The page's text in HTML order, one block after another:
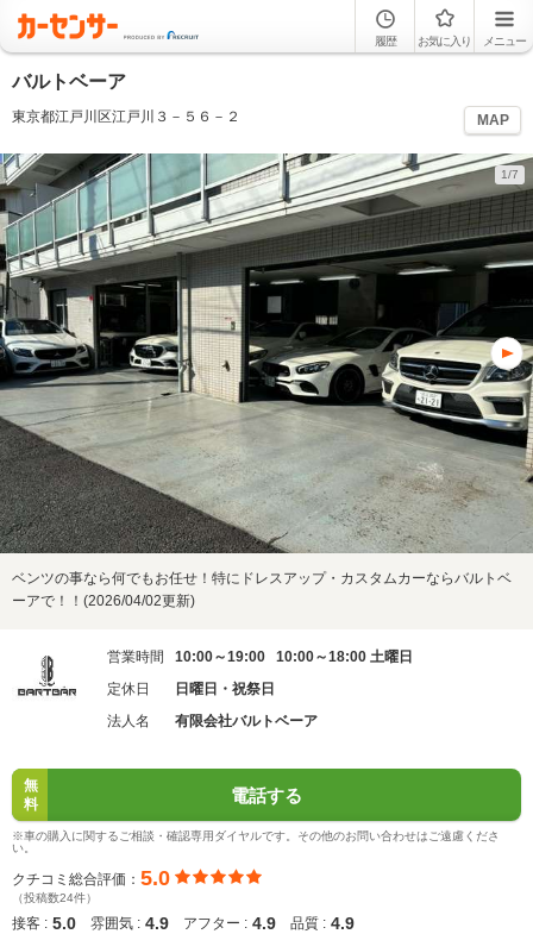
履歴 お気に入り メニュー
バルトベーア
東京都江戸川区江戸川３－５６－２ MAP
1/7
ベンツの事なら何でもお任せ！特にドレスアップ・カスタムカーならバルトベ
ーアで！！(2026/04/02更新)
営業時間
10:00～19:00 10:00～18:00 土曜日
定休日
日曜日・祝祭日
法人名
有限会社バルトベーア
無
料
電話する
※車の購入に関するご相談・確認専用ダイヤルです。その他のお問い合わせはご遠慮くださ
い。
クチコミ総合評価： 5.0
（投稿数24件）
接客 : 5.0 雰囲気 : 4.9 アフター : 4.9 品質 : 4.9